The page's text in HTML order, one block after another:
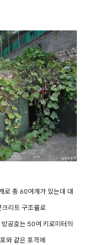
로 총 60여개가 있는데 대
리트 구조물로
공호는 50여 키로미터의
와 같은 포격에